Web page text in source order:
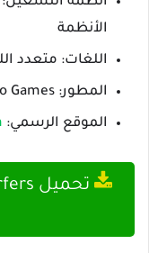
الأنظمة
اللغات: متعدد
المطور: Kiloo Games
الموقع الرسمي: